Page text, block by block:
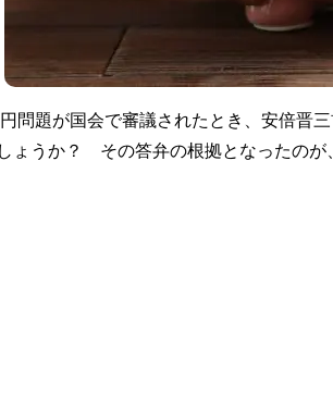
問題が国会で審議されたとき、安倍晋
ょうか？ その答弁の根拠となったのが